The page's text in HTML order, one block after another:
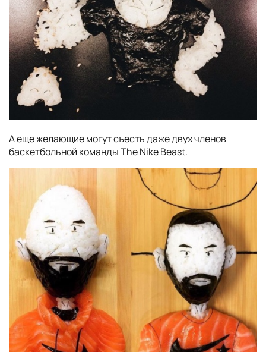
А еще желающие могут съесть даже двух членов
баскетбольной команды The Nike Beast.